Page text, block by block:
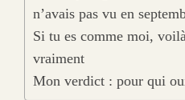
n’avais pas vu en
Si tu es comme moi,
vraiment
Mon verdict : pour qui